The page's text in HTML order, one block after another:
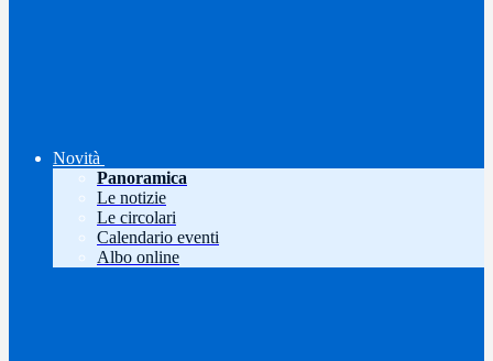
Novità
Panoramica
Le notizie
Le circolari
Calendario eventi
Albo online